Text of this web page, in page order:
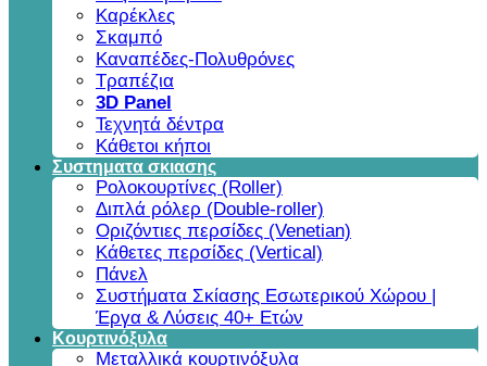
Καρέκλες
Σκαμπό
Καναπέδες-Πολυθρόνες
Τραπέζια
3D Panel
Τεχνητά δέντρα
Κάθετοι κήποι
Συστηματα σκιασης
Ρολοκουρτίνες (Roller)
Διπλά ρόλερ (Double-roller)
Οριζόντιες περσίδες (Venetian)
Κάθετες περσίδες (Vertical)
Πάνελ
Συστήματα Σκίασης Εσωτερικού Χώρου |
Έργα & Λύσεις 40+ Ετών
Κουρτινόξυλα
Μεταλλικά κουρτινόξυλα